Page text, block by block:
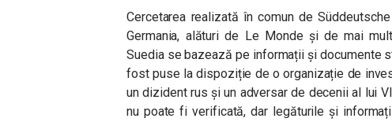
Cercetarea realizată în comun de
Germania, alături de Le Monde și de mai
Suedia se bazează pe informații și documente
fost puse la dispoziție de o organizație de
un dizident rus și un adversar de decenii al lui
nu poate fi verificată, dar legăturile și